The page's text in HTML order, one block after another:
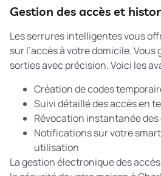
Gestion des accès et
Les serrures intelligentes vous
sur l’accès à votre domicile.
sorties avec précision. Voici les
Création de codes
Suivi détaillé des accès en
Révocation instantanée des
Notifications sur votre
utilisation
Lagestion électronique des accès